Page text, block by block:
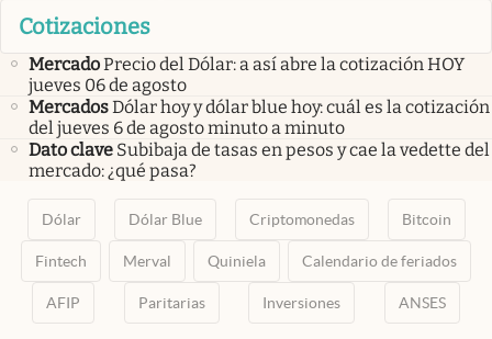
Cotizaciones
MercadoPrecio del Dólar: a así abre la cotización HOY
jueves 06 de agosto
MercadosDólar hoy y dólar blue hoy: cuál es la cotización
del jueves 6 de agosto minuto a minuto
Dato clave Subibaja de tasas en pesos y cae la vedette del
mercado: ¿qué pasa?
Dólar Dólar Blue Criptomonedas Bitcoin
Fintech Merval Quiniela Calendario de feriados
AFIP Paritarias Inversiones ANSES